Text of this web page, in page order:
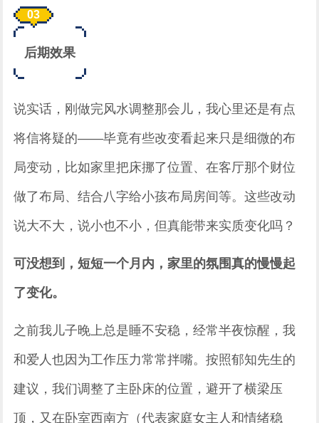
03
后期效果
说实话，刚做完风水调整那会儿，我心里还是有点
将信将疑的——毕竟有些改变看起来只是细微的布
局变动，比如家里把床挪了位置、在客厅那个财位
做了布局、结合八字给小孩布局房间等。这些改动
说大不大，说小也不小，但真能带来实质变化吗？
可没想到，短短一个月内，家里的氛围真的慢慢起
了变化。
之前我儿子晚上总是睡不安稳，经常半夜惊醒，我
和爱人也因为工作压力常常拌嘴。按照郁知先生的
建议，我们调整了主卧床的位置，避开了横梁压
顶，又在卧室西南方（代表家庭女主人和情绪稳